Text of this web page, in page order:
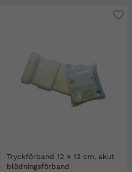
Tryckförband 12 × 12 cm, akut
blödningsförband